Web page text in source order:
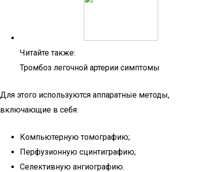
Читайте также:
Тромбоз легочной артерии симптомы
Для этого используются аппаратные методы,
включающие в себя:
Компьютерную томографию;
Перфузионную сцинтиграфию;
Селективную ангиографию.